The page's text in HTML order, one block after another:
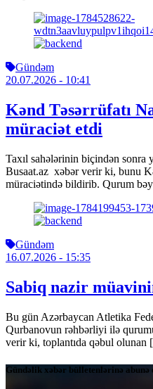
Gündəm
20.07.2026 - 10:41
Kənd Təsərrüfatı
müraciət etdi
Taxıl sahələrinin biçindən sonra
Busaat.az xəbər verir ki, bunu
müraciətində bildirib. Qurum
Gündəm
16.07.2026 - 15:35
Sabiq nazir
Bu gün Azərbaycan Atletika
Qurbanovun rəhbərliyi ilə
verir ki, toplantıda qəbul
Gündəlik xəbər bülletenlərinə abunə